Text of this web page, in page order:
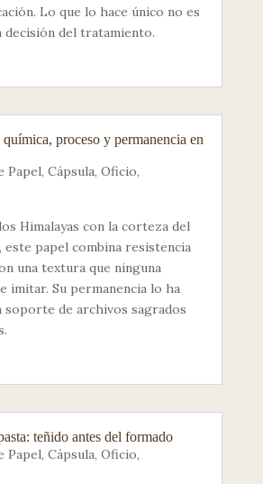
Lo que lo hace único no es
decisión del tratamiento.
proceso y permanencia en
Papel, Cápsula, Oficio,
Himalayas con la corteza del
papel combina resistencia
una textura que ninguna
imitar. Su permanencia lo ha
soporte de archivos sagrados
teñido antes del formado
Papel, Cápsula, Oficio,